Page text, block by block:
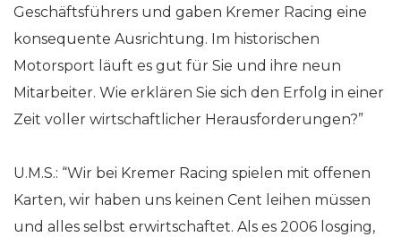
Geschäftsführers und gaben Kremer Racing eine
konsequente Ausrichtung. Im historischen
Motorsport läuft es gut für Sie und ihre neun
Mitarbeiter. Wie erklären Sie sich den Erfolg in einer
Zeit voller wirtschaftlicher Herausforderungen?”
U.M.S.: “Wir bei Kremer Racing spielen mit offenen
Karten, wir haben uns keinen Cent leihen müssen
und alles selbst erwirtschaftet. Als es 2006 losging,